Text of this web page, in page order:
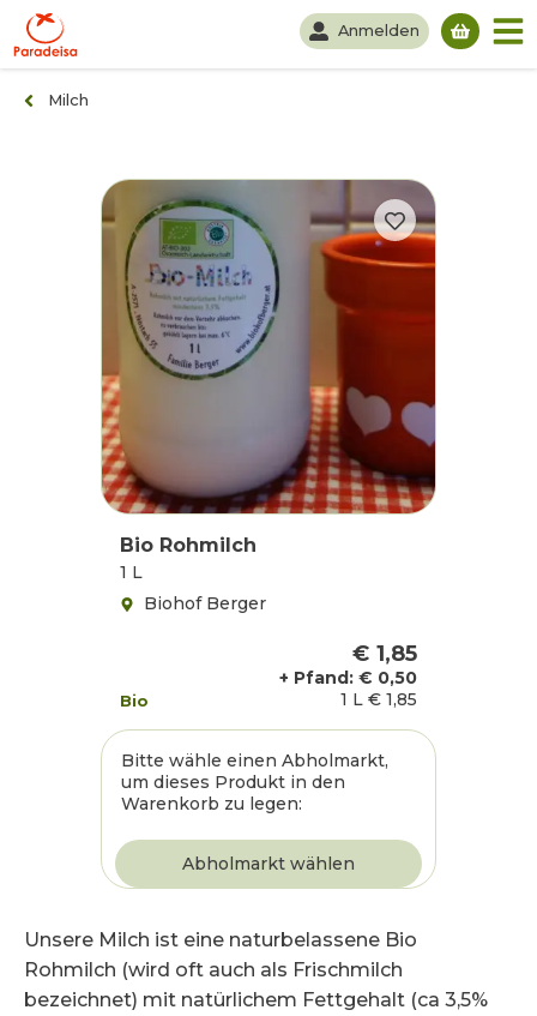
Anmelden
Milch
Bio Rohmilch
1 L
Biohof Berger
Bio
€ 1,85
+ Pfand: € 0,50
1 L € 1,85
Bitte wähle einen Abholmarkt,
um dieses Produkt in den
Warenkorb zu legen:
Unsere Milch ist eine naturbelassene Bio
Rohmilch (wird oft auch als Frischmilch
bezeichnet) mit natürlichem Fettgehalt (ca 3,5%